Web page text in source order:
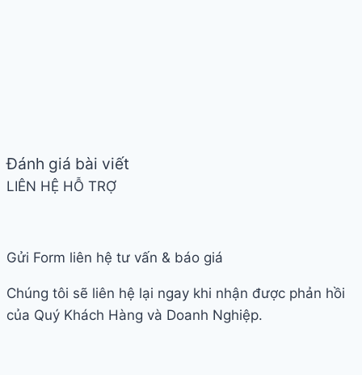
Đánh giá bài viết
LIÊN HỆ HỖ TRỢ
Gửi Form liên hệ tư vấn & báo giá
Chúng tôi sẽ liên hệ lại ngay khi nhận được phản hồi
của Quý Khách Hàng và Doanh Nghiệp.